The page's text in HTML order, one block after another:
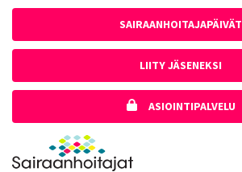
SAIRAANHOITAJAPÄIVÄT
LIITY JÄSENEKSI
ASIOINTIPALVELU
Etusivulle